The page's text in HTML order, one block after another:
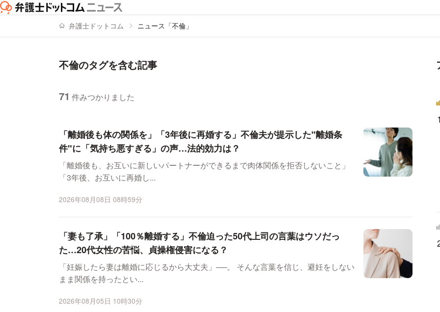
弁護士ドットコム ニュース「不倫」
不倫のタグを含む記事
71 件みつかりました
「離婚後も体の関係を」「3年後に再婚する」不倫夫が提示した"離婚条
件"に「気持ち悪すぎる」の声…法的効力は？
「離婚後も、お互いに新しいパートナーができるまで肉体関係を拒否しないこと」
「3年後、お互いに再婚し...
2026年08月08日 08時59分
「妻も了承」「100％離婚する」不倫迫った50代上司の言葉はウソだっ
た…20代女性の苦悩、貞操権侵害になる？
「妊娠したら妻は離婚に応じるから大丈夫」──。 そんな言葉を信じ、避妊をしない
まま関係を持ったとい...
2026年08月05日 10時30分